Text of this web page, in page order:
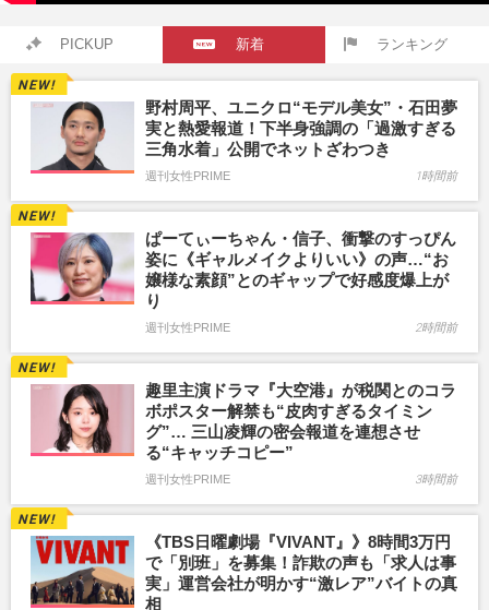
PICKUP 新着 ランキング
野村周平、ユニクロ“モデル美女”・石田夢
実と熱愛報道！下半身強調の「過激すぎる
三角水着」公開でネットざわつき
週刊女性PRIME 1時間前
ぱーてぃーちゃん・信子、衝撃のすっぴん
姿に《ギャルメイクよりいい》の声…“お
嬢様な素顔”とのギャップで好感度爆上が
り
週刊女性PRIME 2時間前
趣里主演ドラマ『大空港』が税関とのコラ
ボポスター解禁も“皮肉すぎるタイミン
グ”… 三山凌輝の密会報道を連想させ
る“キャッチコピー”
週刊女性PRIME 3時間前
《TBS日曜劇場『VIVANT』》8時間3万円
で「別班」を募集！詐欺の声も「求人は事
実」運営会社が明かす“激レア”バイトの真
相